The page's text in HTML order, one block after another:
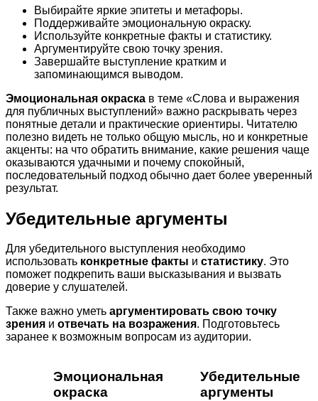
Выбирайте яркие эпитеты и метафоры.
Поддерживайте эмоциональную окраску.
Используйте конкретные факты и статистику.
Аргументируйте свою точку зрения.
Завершайте выступление кратким и
запоминающимся выводом.
Эмоциональная окраска в теме «Слова и выражения
для публичных выступлений» важно раскрывать через
понятные детали и практические ориентиры. Читателю
полезно видеть не только общую мысль, но и конкретные
акценты: на что обратить внимание, какие решения чаще
оказываются удачными и почему спокойный,
последовательный подход обычно дает более уверенный
результат.
Убедительные аргументы
Для убедительного выступления необходимо
использовать конкретные факты и статистику. Это
поможет подкрепить ваши высказывания и вызвать
доверие у слушателей.
Также важно уметь аргументировать свою точку
зрения и отвечать на возражения. Подготовьтесь
заранее к возможным вопросам из аудитории.
Эмоциональная
окраска
Убедительные
аргументы